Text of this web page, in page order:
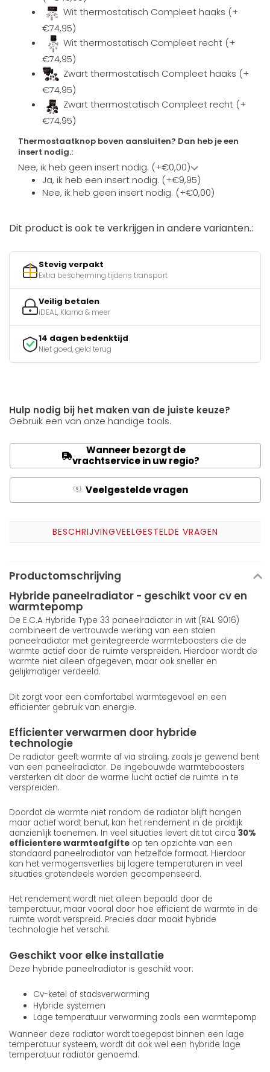
Wit thermostatisch Compleet haaks (+
€74,95)
Wit thermostatisch Compleet recht (+
€74,95)
Zwart thermostatisch Compleet haaks (+
€74,95)
Zwart thermostatisch Compleet recht (+
€74,95)
Thermostaatknop boven aansluiten? Dan heb je een
insert nodig.:
Nee, ik heb geen insert nodig. (+€0,00)
Ja, ik heb een insert nodig. (+€9,95)
Nee, ik heb geen insert nodig. (+€0,00)
Dit product is ook te verkrijgen in andere varianten.:
Stevig verpakt
Extra bescherming tijdens transport
Veilig betalen
iDEAL, Klarna & meer
14 dagen bedenktijd
Niet goed, geld terug
Hulp nodig bij het maken van de juiste keuze?
Gebruik een van onze handige tools.
Wanneer bezorgt de
vrachtservice in uw regio?
Q Veelgestelde vragen
BESCHRIJVINGVEELGESTELDE VRAGEN
Productomschrijving
Hybride paneelradiator - geschikt voor cv en
warmtepomp
De E.C.A Hybride Type 33 paneelradiator in wit (RAL 9016)
combineert de vertrouwde werking van een stalen
paneelradiator met geintegreerde warmteboosters die de
warmte actief door de ruimte verspreiden. Hierdoor wordt de
warmte niet alleen afgegeven, maar ook sneller en
gelijkmatiger verdeeld.
Dit zorgt voor een comfortabel warmtegevoel en een
efficienter gebruik van energie.
Efficienter verwarmen door hybride
technologie
De radiator geeft warmte af via straling, zoals je gewend bent
van een paneelradiator. De ingebouwde warmteboosters
versterken dit door de warme lucht actief de ruimte in te
verspreiden.
Doordat de warmte niet rondom de radiator blijft hangen
maar actief wordt benut, kan het rendement in de praktijk
aanzienlijk toenemen. In veel situaties levert dit tot circa 30%
efficientere warmteafgifte op ten opzichte van een
standaard paneelradiator van hetzelfde formaat. Hierdoor
kan het vermogensverlies bij lagere temperaturen in veel
situaties grotendeels worden gecompenseerd.
Het rendement wordt niet alleen bepaald door de
temperatuur, maar vooral door hoe efficient de warmte in de
ruimte wordt verspreid. Precies daar maakt hybride
technologie het verschil.
Geschikt voor elke installatie
Deze hybride paneelradiator is geschikt voor:
Cv-ketel of stadsverwarming
Hybride systemen
Lage temperatuur verwarming zoals een warmtepomp
Wanneer deze radiator wordt toegepast binnen een lage
temperatuur systeem, wordt dit ook wel een hybride lage
temperatuur radiator genoemd.